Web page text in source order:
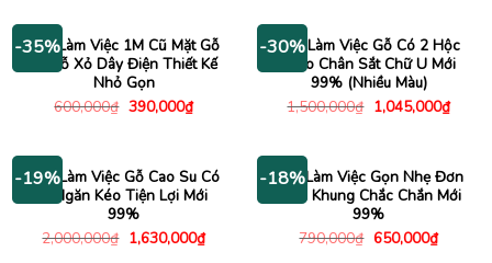
340,000₫.
-35%
Bàn Làm Việc 1M Cũ Mặt Gỗ
Có Lỗ Xỏ Dây Điện Thiết Kế
Nhỏ Gọn
600,000₫ Giá
390,000₫Giá
hiện
390,000₫.
-30%
Bàn Làm Việc Gỗ Có 2 Hộc
Treo Chân Sắt Chữ U Mới
99% (Nhiều Màu)
1,500,000₫ Giá
gốc
1,045,000₫Giá
hiện
-19%
Bàn Làm Việc Gỗ Cao Su Có
3 Ngăn Kéo Tiện Lợi Mới
99%
2,000,000₫ Giá
gốc
1,630,000₫Giá
hiện
-18%
Bàn Làm Việc Gọn Nhẹ Đơn
Giản Khung Chắc Chắn Mới
99%
790,000₫ Giá
650,000₫Giá
hiện